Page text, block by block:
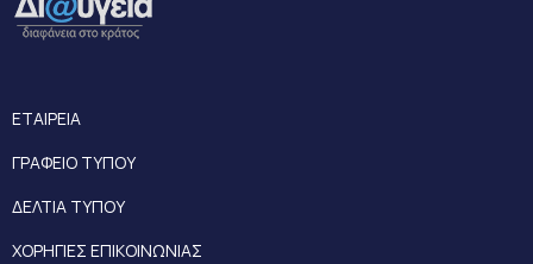
ΕΤΑΙΡΕΙΑ
ΓΡΑΦΕΙΟ ΤΥΠΟΥ
ΔΕΛΤΙΑ ΤΥΠΟΥ
ΧΟΡΗΓΙΕΣ ΕΠΙΚΟΙΝΩΝΙΑΣ